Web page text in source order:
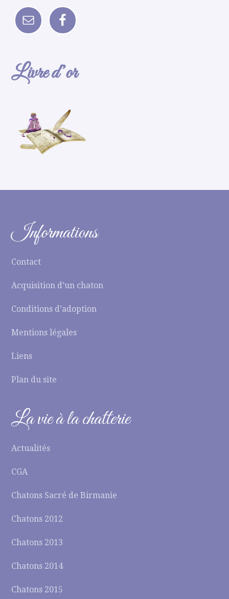
Livre d’or
Informations
Contact
Acquisition d’un chaton
Conditions d’adoption
Mentions légales
Liens
Plan du site
La vie à la chatterie
Actualités
CGA
Chatons Sacré de Birmanie
Chatons 2012
Chatons 2013
Chatons 2014
Chatons 2015